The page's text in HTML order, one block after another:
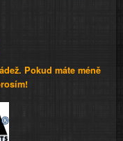
Pokud máte méně